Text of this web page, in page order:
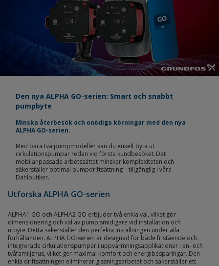
Den nya ALPHA GO-serien: Smart och snabbt
pumpbyte
Minska återbesök och onödiga körningar med den nya
ALPHA GO-serien.
Med bara två pumpmodeller kan du enkelt byta ut
cirkulationspumpar redan vid första kundbesöket. Det
mobilanpassade arbetssättet minskar komplexiteten och
säkerställer optimal pumpdriftsättning – tillgänglig i våra
Dahlbutiker.
Utforska ALPHA GO-serien
ALPHA1 GO och ALPHA2 GO erbjuder två enkla val, vilket gör
dimensionering och val av pump smidigare vid installation och
utbyte. Detta säkerställer den perfekta inställningen under alla
förhållanden. ALPHA GO-serien är designad för både fristående och
integrerade cirkulationspumpar i uppvärmningsapplikationer i en- och
tvåfamiljshus, vilket ger maximal komfort och energibesparingar. Den
enkla driftsättningen eliminerar gissningsarbetet och säkerställer ett